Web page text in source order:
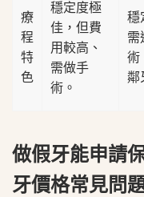
療
程
特
色
穩定度極
佳，但費
用較高、
需做手
術。
穩
需
術
鄰
做假牙能申請
牙價格常見問